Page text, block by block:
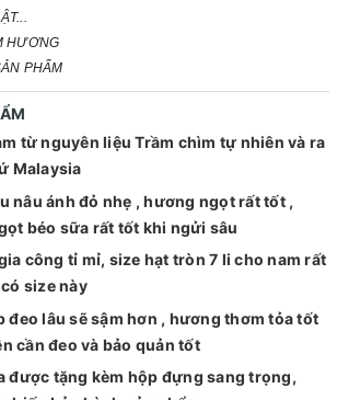
HƯƠNG
PHẨM
từ nguyên liệu Trầm chìm tự nhiên và ra
Malaysia
nâu ánh đỏ nhẹ , hương ngọt rất tốt ,
béo sữa rất tốt khi ngửi sâu
công tỉ mỉ, size hạt tròn 7 li cho nam rất
size này
đeo lâu sẽ sậm hơn , hương thơm tỏa tốt
cần đeo và bảo quản tốt
được tặng kèm hộp đựng sang trọng,